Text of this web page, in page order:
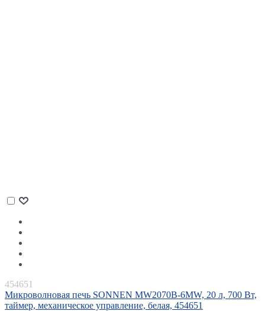
454651
Микроволновая печь SONNEN MW2070B-6MW, 20 л, 700 Вт,
таймер, механическое управление, белая, 454651